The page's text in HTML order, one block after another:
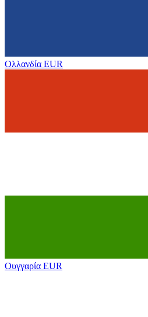
Ολλανδία EUR
Ουγγαρία EUR